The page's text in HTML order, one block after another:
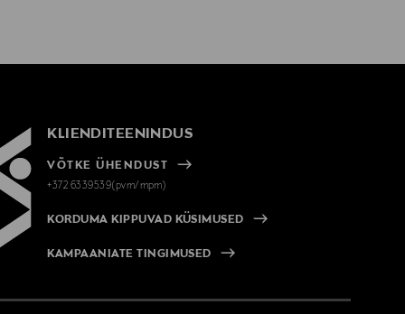
KLIENDITEENINDUS
VÕTKE ÜHENDUST
+372 6339539(pvm/mpm)
KORDUMA KIPPUVAD KÜSIMUSED
KAMPAANIATE TINGIMUSED